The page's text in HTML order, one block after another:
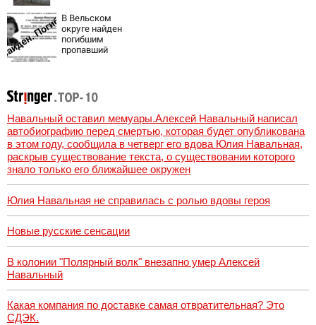
горожанам и
службам
Сызрани
В Вельском
округе найден
погибшим
пропавший
Навальный оставил мемуары.Алексей Навальный написал
автобиографию перед смертью, которая будет опубликована
в этом году, сообщила в четверг его вдова Юлия Навальная,
раскрыв существование текста, о существовании которого
знало только его ближайшее окружен
Юлия Навальная не справилась с ролью вдовы героя
Новые русские сенсации
В колонии "Полярный волк" внезапно умер Алексей
Навальный
Какая компания по доставке самая отвратительная? Это
СДЭК.